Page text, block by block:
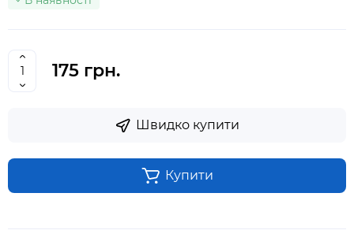
175 грн.
Швидко купити
Купити